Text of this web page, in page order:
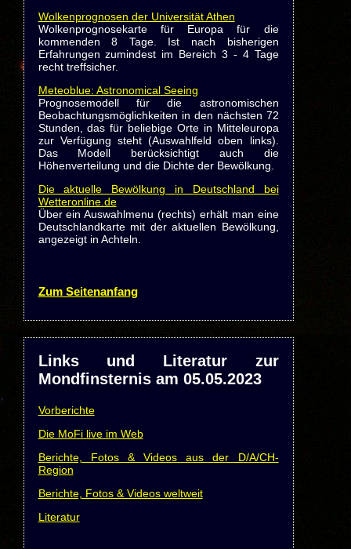
Wolkenprognosen der Universität Athen
Wolkenprognosekarte für Europa für die
kommenden 8 Tage. Ist nach bisherigen
Erfahrungen zumindest im Bereich 3 - 4 Tage
recht treffsicher.
Meteoblue: Astronomical Seeing
Prognosemodell für die astronomischen
Beobachtungsmöglichkeiten in den nächsten 72
Stunden, das für beliebige Orte in Mitteleuropa
zur Verfügung steht (Auswahlfeld oben links).
Das Modell berücksichtigt auch die
Höhenverteilung und die Dichte der Bewölkung.
Die aktuelle Bewölkung in Deutschland bei
Wetteronline.de
Über ein Auswahlmenu (rechts) erhält man eine
Deutschlandkarte mit der aktuellen Bewölkung,
angezeigt in Achteln.
Zum Seitenanfang
Links und Literatur zur
Mondfinsternis am 05.05.2023
Vorberichte
Die MoFi live im Web
Berichte, Fotos & Videos aus der D/A/CH-
Region
Berichte, Fotos & Videos weltweit
Literatur